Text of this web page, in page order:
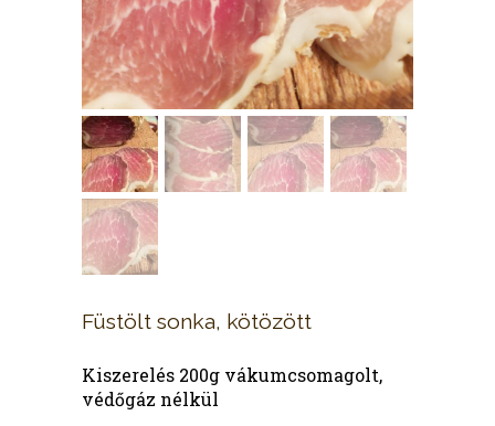
Füstölt sonka, kötözött
Kiszerelés 200g vákumcsomagolt,
védőgáz nélkül